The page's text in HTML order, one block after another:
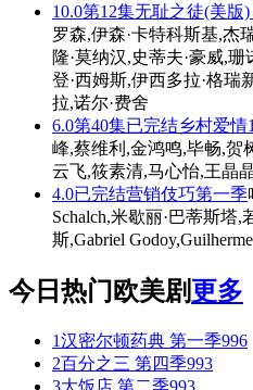
10.0第12集无耻之徒(美版
罗森,伊森·卡特科斯基,杰
隆·莫纳汉,史蒂夫·豪威,
登·西姆斯,伊西多拉·格瑞
拉,诺尔·费舍
6.0第40集已完结乡村爱情
峰,蔡维利,金鸿鸣,毕畅,贺
云飞,筱素清,马心怡,王晶
4.0已完结营销伎巧第一季
Schalch,米歇丽·巴蒂斯塔,
斯,Gabriel
今日热门欧美剧更多
1汉密尔顿药典 第一季996
2百分之三 第四季993
3大饭店 第二季993